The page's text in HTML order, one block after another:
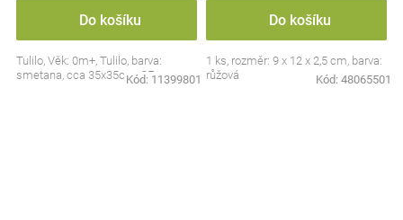
Do košíku
Tulilo, Věk: 0m+, Tulilo, barva:
smetana, cca 35x35cm, CE
Kód: 11399801
Do košíku
1 ks, rozměr: 9 x 12 x 2,5 cm, barva:
růžová
Kód: 48065501